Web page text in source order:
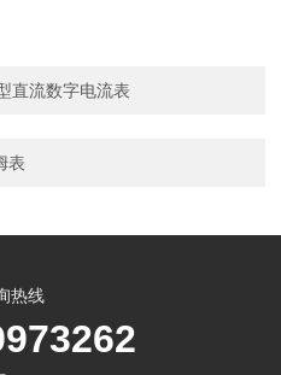
直流数字电流表
表
热线